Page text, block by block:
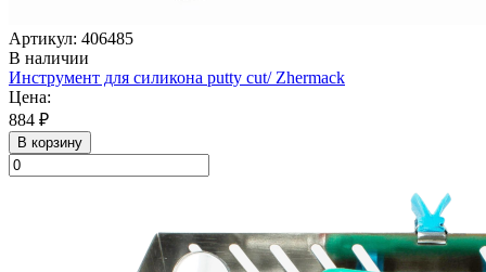
Артикул: 406485
В наличии
Инструмент для силикона putty cut/ Zhermack
Цена:
884 ₽
В корзину